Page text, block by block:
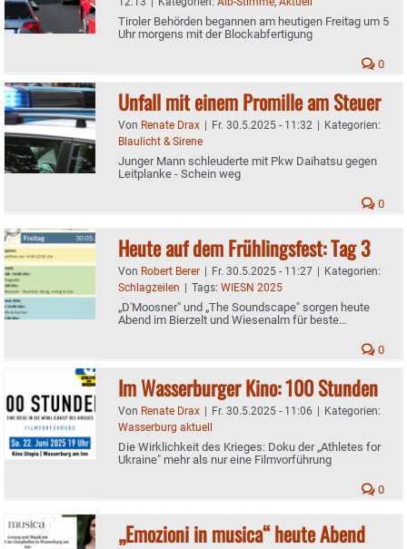
Tiroler Behörden begannen am heutigen Freitag um 5
Uhr morgens mit der Blockabfertigung
0
Unfall mit einem Promille am Steuer
Von Renate Drax | Fr. 30.5.2025 - 11:32 | Kategorien:
Blaulicht & Sirene
Junger Mann schleuderte mit Pkw Daihatsu gegen
Leitplanke - Schein weg
0
Heute auf dem Frühlingsfest: Tag 3
Von Robert Berer | Fr. 30.5.2025 - 11:27 | Kategorien:
Schlagzeilen | Tags: WIESN 2025
„D'Moosner" und „The Soundscape" sorgen heute
Abend im Bierzelt und Wiesenalm für beste
0
Im Wasserburger Kino: 100 Stunden
Von Renate Drax | Fr. 30.5.2025 - 11:06 | Kategorien:
Wasserburg aktuell
Die Wirklichkeit des Krieges: Doku der „Athletes for
Ukraine" mehr als nur eine Filmvorführung
0
„Emozioni in musica“ heute Abend